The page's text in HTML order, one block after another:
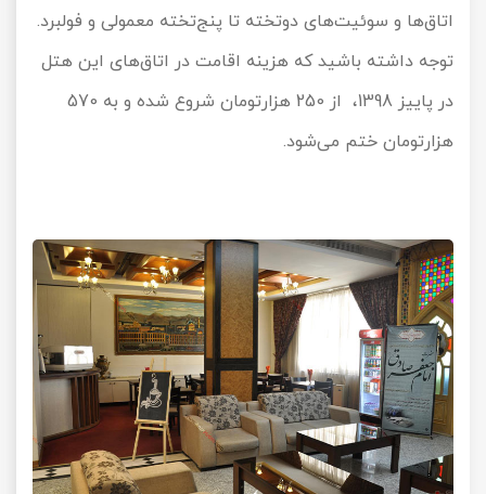
اتاق‌ها و سوئیت‌های دوتخته تا پنج‌تخته معمولی و فولبرد.
توجه داشته باشید که هزینه اقامت در اتاق‌های این هتل
در پاییز 1398، از 250 هزارتومان شروع شده و به 570
هزارتومان ختم می‌شود.